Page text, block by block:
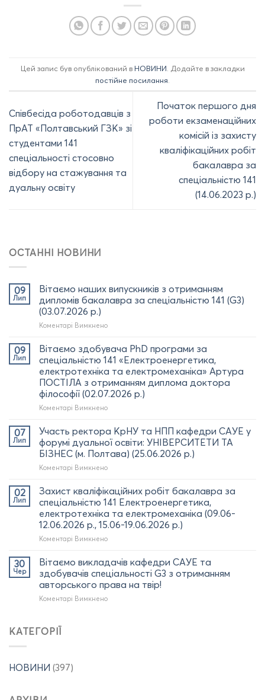
Цей запис був опублікований вНОВИНИ . Додайте в закладки
постійне посилання
Співбесіда роботодавців з
ПрАТ «Полтавський ГЗК» зі
студентами 141
спеціальності стосовно
відбору на стажування та
дуальну освіту
Початок першого дня
роботи екзаменаційних
комісій із захисту
кваліфікаційних робіт
бакалавра за
спеціальністю 141
(14.06.2023 р.)
ОСТАННІ НОВИНИ
09
Лип
Вітаємо наших випускників з отриманням
дипломів бакалавра за спеціальністю 141 (G3)
(03.07.2026 р.)
Коментарі Вимкненодо
випускників
з
отриманням
дипломів
бакалавра
за
141
(G3)
(03.07.2026
р.)
09
Лип
Вітаємо здобувача PhD програми за
спеціальністю 141 «Електроенергетика,
електротехніка та електромеханіка» Артура
ПОСТІЛА з отриманням диплома доктора
філософії (02.07.2026 р.)
Коментарі Вимкненодо
здобувача
PhD
програми за
спеціальністю
141
електротехніка
та
електромеханіка»
Артура
ПОСТІЛА
з
диплома
доктора
філософії
(02.07.2026
р.)
07
Лип
Участь ректора КрНУ та НПП кафедри САУЕ у
форумі дуальної освіти: УНІВЕРСИТЕТИ ТА
БІЗНЕС (м. Полтава) (25.06.2026 р.)
Коментарі Вимкненодо
ректора
КрНУ
та
НПП
кафедри
САУЕ
форумі
дуальної
освіти:
УНІВЕРСИТЕТИ
ТА
02
Лип
Захист кваліфікаційних робіт бакалавра за
спеціальністю 141 Електроенергетика,
електротехніка та електромеханіка (09.06-
12.06.2026 р., 15.06-19.06.2026 р.)
Коментарі Вимкненодо
кваліфікаційних
робіт
бакалавра
за
спеціальністю
30
Чер
Вітаємо викладачів кафедри САУЕ та
здобувачів спеціальності G3 з отриманням
авторського права на твір!
Коментарі Вимкненодо
КАТЕГОРІЇ
НОВИНИ (397)